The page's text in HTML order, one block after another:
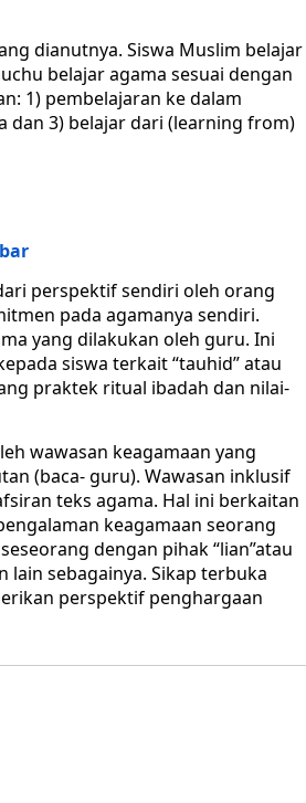
dianutnya. Siswa Muslim belajar
belajar agama sesuai dengan
1) pembelajaran ke dalam
dan 3) belajar dari (learning from)
perspektif sendiri oleh orang
pada agamanya sendiri.
yang dilakukan oleh guru. Ini
siswa terkait “tauhid” atau
praktek ritual ibadah dan nilai-
wawasan keagamaan yang
(baca- guru). Wawasan inklusif
teks agama. Hal ini berkaitan
keagamaan seorang
dengan pihak “lian”atau
lain sebagainya. Sikap terbuka
perspektif penghargaan